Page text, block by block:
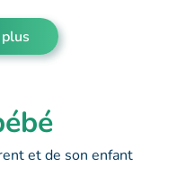
et de son enfant